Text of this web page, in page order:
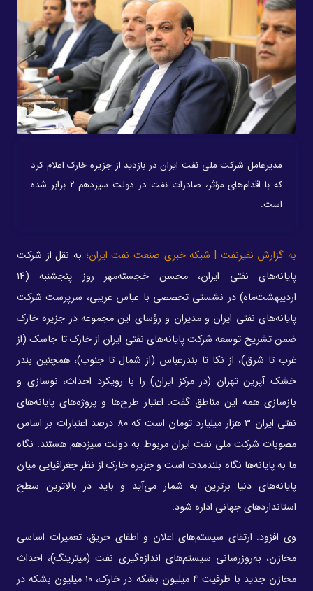
مدیرعامل شرکت ملی نفت ایران در بازدید از جزیره خارک اعلام کرد
که با اقدام‌های مؤثر، صادرات نفت در دولت سیزدهم ۲ برابر شده
است.
به گزارش نفیرنفت | شبکه خبری صنعت نفت ایران؛ به نقل از شرکت
پایانه‌های نفتی ایران، محسن خجسته‌مهر روز پنجشنبه (۱۴
اردیبهشت‌ماه‌) در نشستی تخصصی با عباس غریبی، سرپرست شرکت
پایانه‌های نفتی ایران و مدیران و رؤسای این مجموعه در جزیره خارک
ضمن تشریح توسعه شرکت پایانه‌های نفتی ایران از خارک تا جاسک (از
غرب تا شرق)، از نکا تا بندرعباس (از شمال تا جنوب)، همچنین بندر
خشک آپرین تهران (در مرکز ایران) را با رویکرد احداث، نوسازی و
بازسازی همه این مناطق گفت: اعتبار طرح‌ها و پروژه‌های پایانه‌های
نفتی ایران ۳ هزار میلیارد تومان است که ۸۰ درصد اعتبارات بر اساس
مصوبات شرکت ملی نفت ایران مربوط به دولت سیزدهم هستند. نگاه
ما به پایانه‌ها نگاه بلندمدت است و جزیره خارک از نظر جغرافیایی میان
پایانه‌های دنیا برترین به شمار می‌آید و باید در بالاترین سطح
استانداردهای جهانی اداره شود.
وی افزود: ارتقای سیستم‌های اعلان و اطفای حریق، تعمیرات اساسی
مخازن، به‌روزرسانی سیستم‌های اندازه‌گیری نفت (میترینگ)، احداث
مخازن جدید با ظرفیت ۴ میلیون بشکه در خارک، ۱۰ میلیون بشکه در